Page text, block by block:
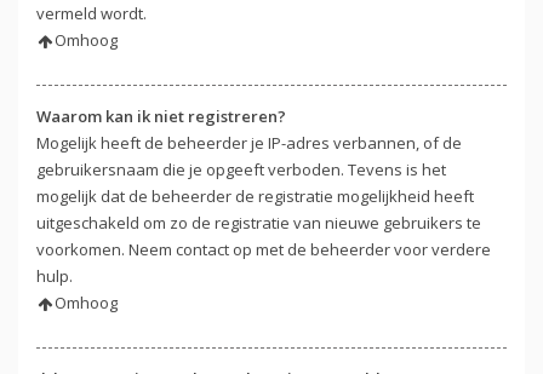
vermeld wordt.
Omhoog
Waarom kan ik niet registreren?
Mogelijk heeft de beheerder je IP-adres verbannen, of de
gebruikersnaam die je opgeeft verboden. Tevens is het
mogelijk dat de beheerder de registratie mogelijkheid heeft
uitgeschakeld om zo de registratie van nieuwe gebruikers te
voorkomen. Neem contact op met de beheerder voor verdere
hulp.
Omhoog